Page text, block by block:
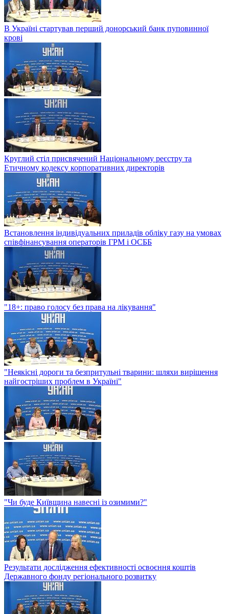
В Україні стартував перший донорський банк пуповинної
крові
Круглий стіл присвячений Національному реєстру та
Етичному кодексу корпоративних директорів
Встановлення індивідуальних приладів обліку газу на умовах
співфінансування операторів ГРМ і ОСББ
"18+: право голосу без права на лікування"
"Неякісні дороги та безпритульні тварини: шляхи вирішення
найгостріших проблем в Україні"
"Чи буде Київщина навесні із озимими?"
Результати дослідження ефективності освоєння коштів
Державного фонду регіонального розвитку